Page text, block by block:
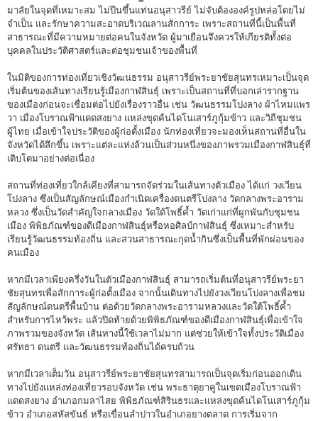
มาลัยในจุดที่เหมาะสม ไม่ปีนขึ้นแท่นอนุสาวรีย์ ไม่จับต้ององค์รูปหล่อโดยไม่
จำเป็น และรักษาความสะอาดบริเวณลานสักการะ เพราะสถานที่นี้เป็นพื้นที่
สาธารณะที่มีความหมายต่อคนในจังหวัด ผู้มาเยือนจึงควรให้เกียรติทั้งต่อ
บุคคลในประวัติศาสตร์และต่อชุมชนเจ้าของพื้นที่
ในมิติของการท่องเที่ยวเชิงวัฒนธรรม อนุสาวรีย์พระยาชัยสุนทรเหมาะเป็นจุด
เริ่มต้นของเส้นทางเรียนรู้เมืองกาฬสินธุ์ เพราะเป็นสถานที่ที่บอกเล่ารากฐาน
ของเมืองก่อนจะเชื่อมต่อไปยังเรื่องราวอื่น เช่น วัฒนธรรมโปงลาง ผ้าไหมแพร
วา เมืองโบราณฟ้าแดดสงยาง แหล่งขุดค้นไดโนเสาร์ภูกุ้มข้าว และวิถีชุมชน
ผู้ไทย เมื่อเข้าใจประวัติของผู้ก่อตั้งเมือง นักท่องเที่ยวจะมองเห็นสถานที่อื่นใน
จังหวัดได้ลึกขึ้น เพราะแต่ละแห่งล้วนเป็นส่วนหนึ่งของภาพรวมเมืองกาฬสินธุ์ที่
เติบโตมาอย่างต่อเนื่อง
สถานที่ท่องเที่ยวใกล้เคียงที่สามารถจัดร่วมในเส้นทางตัวเมือง ได้แก่ วงเวียน
โปงลาง ซึ่งเป็นสัญลักษณ์เมืองกำเนิดเครื่องดนตรีโปงลาง วัดกลางพระอาราม
หลวง ซึ่งเป็นวัดสำคัญใจกลางเมือง วัดใต้โพธิ์ค้ำ วัดเก่าแก่ที่ผูกพันกับชุมชน
เมือง พิพิธภัณฑ์ของดีเมืองกาฬสินธุ์หรือหอศิลป์กาฬสินธุ์ ซึ่งเหมาะสำหรับ
เรียนรู้วัฒนธรรมท้องถิ่น และสวนสาธารณะกุดน้ำกินซึ่งเป็นพื้นที่พักผ่อนของ
คนเมือง
หากมีเวลาเพียงครึ่งวันในตัวเมืองกาฬสินธุ์ สามารถเริ่มต้นที่อนุสาวรีย์พระยา
ชัยสุนทรเพื่อสักการะผู้ก่อตั้งเมือง จากนั้นเดินทางไปยังวงเวียนโปงลางเพื่อชม
สัญลักษณ์ดนตรีพื้นบ้าน ต่อด้วยวัดกลางพระอารามหลวงและวัดใต้โพธิ์ค้ำ
สำหรับการไหว้พระ แล้วปิดท้ายด้วยพิพิธภัณฑ์ของดีเมืองกาฬสินธุ์เพื่อเข้าใจ
ภาพรวมของจังหวัด เส้นทางนี้ใช้เวลาไม่มาก แต่ช่วยให้เข้าใจทั้งประวัติเมือง
ศรัทธา ดนตรี และวัฒนธรรมท้องถิ่นได้ครบถ้วน
หากมีเวลาเต็มวัน อนุสาวรีย์พระยาชัยสุนทรสามารถเป็นจุดเริ่มก่อนออกเดิน
ทางไปยังแหล่งท่องเที่ยวรอบจังหวัด เช่น พระธาตุยาคูในเขตเมืองโบราณฟ้า
แดดสงยาง อำเภอกมลาไสย พิพิธภัณฑ์สิรินธรและแหล่งขุดค้นไดโนเสาร์ภูกุ้ม
ข้าว อำเภอสหัสขันธ์ หรือเขื่อนลำปาวในอำเภอยางตลาด การเริ่มจาก